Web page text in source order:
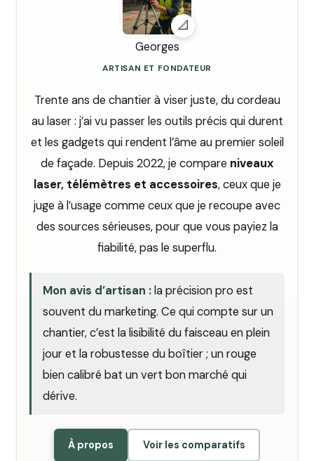
📐
Georges
ARTISAN ET FONDATEUR
Trente ans de chantier à viser juste, du cordeau
au laser : j’ai vu passer les outils précis qui durent
et les gadgets qui rendent l’âme au premier soleil
de façade. Depuis 2022, je compare niveaux
laser, télémètres et accessoires, ceux que je
juge à l’usage comme ceux que je recoupe avec
des sources sérieuses, pour que vous payiez la
fiabilité, pas le superflu.
Mon avis d’artisan :la précision pro est
souvent du marketing. Ce qui compte sur un
chantier, c’est la lisibilité du faisceau en plein
jour et la robustesse du boîtier ; un rouge
bien calibré bat un vert bon marché qui
dérive.
À propos Voir les comparatifs